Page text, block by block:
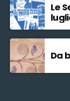
Le
Da